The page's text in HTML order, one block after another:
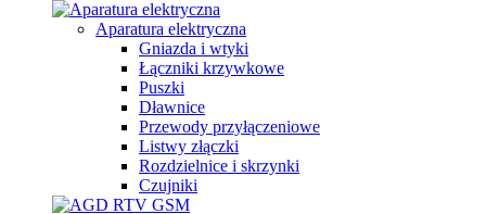
Aparatura elektryczna
Gniazda i wtyki
Łączniki krzywkowe
Puszki
Dławnice
Przewody przyłączeniowe
Listwy złączki
Rozdzielnice i skrzynki
Czujniki